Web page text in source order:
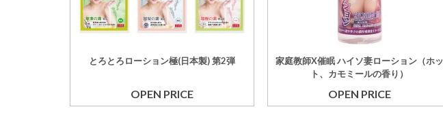
とろとろローション極(日本製) 第2弾
OPEN PRICE
家庭教師X催眠 ハイソ妻ローション（ホッ
ト、カモミールの香り）
OPEN PRICE